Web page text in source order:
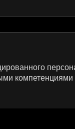
компетенциями